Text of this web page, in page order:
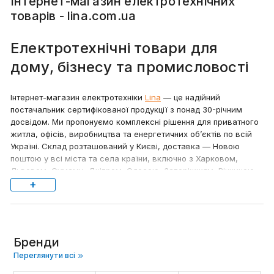
товарів - lina.com.ua
Електротехнічні товари для
дому, бізнесу та промисловості
Інтернет-магазин електротехніки Lina — це надійний
постачальник сертифікованої продукції з понад 30-річним
досвідом. Ми пропонуємо комплексні рішення для приватного
житла, офісів, виробництва та енергетичних об’єктів по всій
Україні. Склад розташований у Києві, доставка — Новою
поштою у всі міста та села країни, включно з Харковом,
Львовом, Сумами, Дніпром, Одесою, Запоріжжям, Вінницею
та іншими регіонами.
У нашомукаталозі
+
Бренди
Переглянути всі